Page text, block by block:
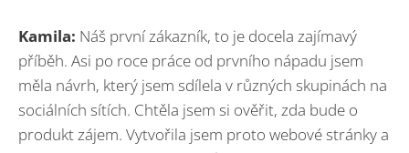
Kamila: Náš první zákazník, to je docela zajímavý
příběh. Asi po roce práce od prvního nápadu jsem
měla návrh, který jsem sdílela v různých skupinách na
sociálních sítích. Chtěla jsem si ověřit, zda bude o
produkt zájem. Vytvořila jsem proto webové stránky a